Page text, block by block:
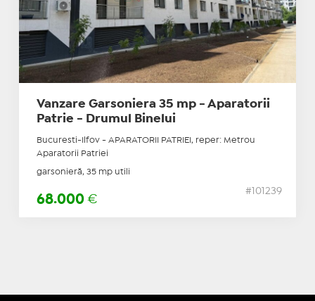
Vanzare Garsoniera 35 mp - Aparatorii
Patrie - Drumul Binelui
Bucuresti-Ilfov - APARATORII PATRIEI, reper: Metrou
Aparatorii Patriei
garsonieră, 35 mp utili
68.000 €
#101239